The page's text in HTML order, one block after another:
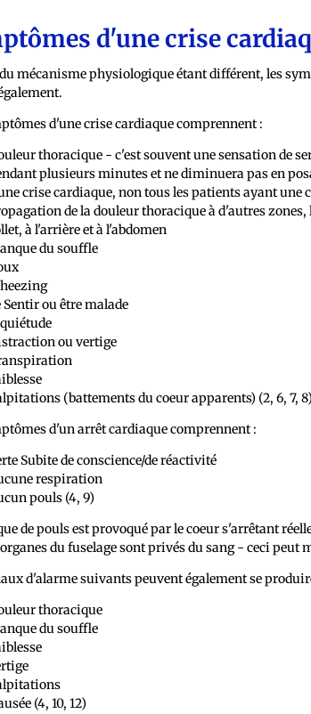
d'une crise
mécanisme physiologique étant différent, les
d'une crise cardiaque comprennent :
thoracique - c'est souvent une sensation de
plusieurs minutes et ne diminuera pas en
crise cardiaque, non tous les patients ayant
de la douleur thoracique à d'autres
à l'arrière et à l'abdomen
du souffle
Sentir ou être malade
ou vertige
(battements du coeur apparents) (2, 6, 7, 8)
d'un arrêt cardiaque comprennent :
Subite de conscience/de réactivité
respiration
pouls (4, 9)
de pouls est provoqué par le coeur s'arrêtant
du fuselage sont privés du sang - ceci peut
d'alarme suivants peuvent également se
thoracique
du souffle
(4, 10, 12)